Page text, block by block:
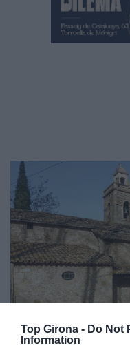
Top Girona - Do Not
Information